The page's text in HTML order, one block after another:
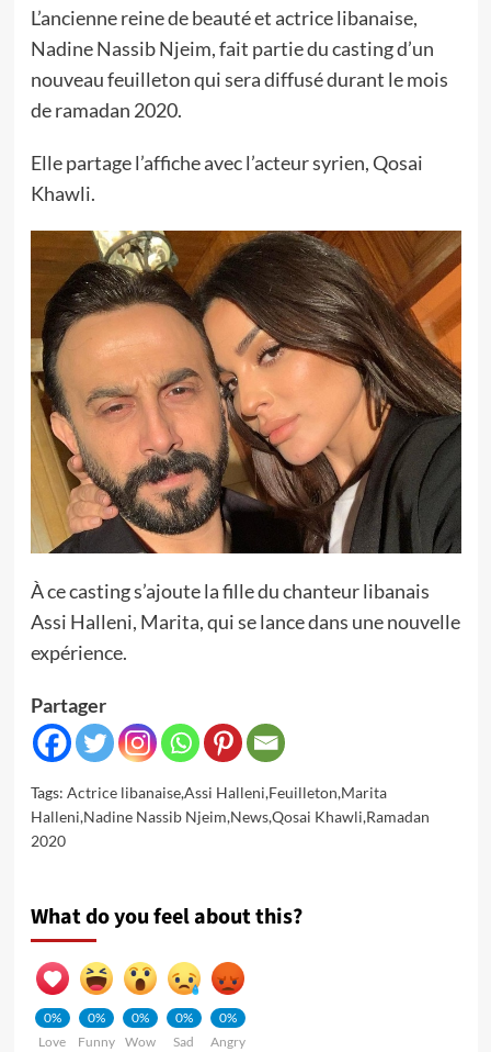
L’ancienne reine de beauté et actrice libanaise,
Nadine Nassib Njeim, fait partie du casting d’un
nouveau feuilleton qui sera diffusé durant le mois
de ramadan 2020.
Elle partage l’affiche avec l’acteur syrien, Qosai
Khawli.
À ce casting s’ajoute la fille du chanteur libanais
Assi Halleni, Marita, qui se lance dans une nouvelle
expérience.
Partager
Tags: Actrice libanaise,Assi Halleni,Feuilleton,Marita
Halleni,Nadine Nassib Njeim,News,Qosai Khawli,Ramadan
2020
What do you feel about this?
0%
Love
0%
Funny
0%
Wow
0%
Sad
0%
Angry